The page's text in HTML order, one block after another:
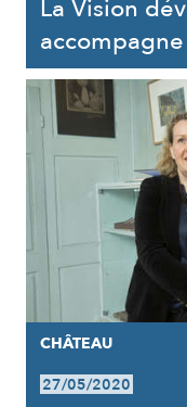
La Vision
CHÂTEAU
27/05/2020